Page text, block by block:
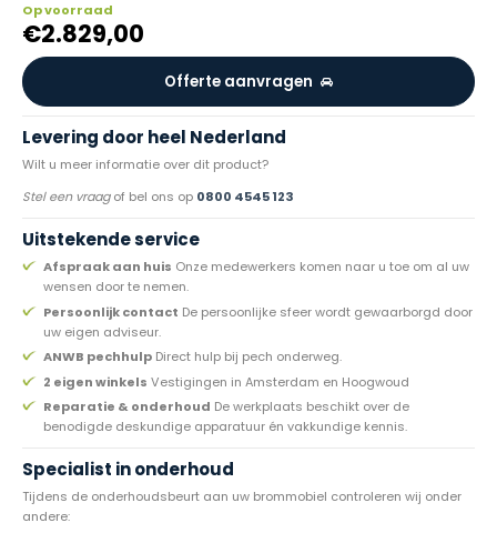
Op voorraad
€2.829,00
Offerte aanvragen
Levering door heel Nederland
Wilt u meer informatie over dit product?
Stel een vraagof bel ons op 0800 4545 123
Uitstekende service
Afspraak aan huis Onze medewerkers komen naar u toe om al uw
wensen door te nemen.
Persoonlijk contact De persoonlijke sfeer wordt gewaarborgd door
uw eigen adviseur.
ANWB pechhulp Direct hulp bij pech onderweg.
2 eigen winkels Vestigingen in Amsterdam en Hoogwoud
Reparatie & onderhoud De werkplaats beschikt over de
benodigde deskundige apparatuur én vakkundige kennis.
Specialist in onderhoud
Tijdens de onderhoudsbeurt aan uw brommobiel controleren wij onder
andere: